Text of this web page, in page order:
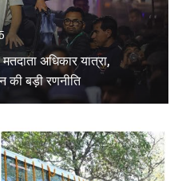
अधिकार यात्रा,
की बड़ी रणनीति